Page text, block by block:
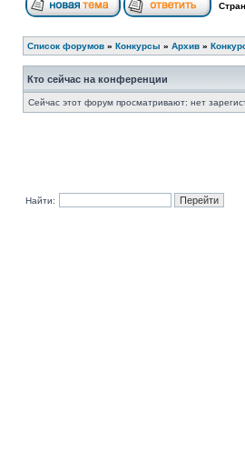
Список форумов » Конкурсы » Архив »
Кто сейчас на конференции
Сейчас этот форум просматривают: нет
Найти: